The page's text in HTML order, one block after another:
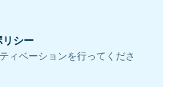
リシー
ィベーションを行ってくださ